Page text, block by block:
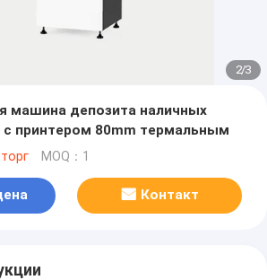
2/3
машина депозита наличных
с принтером 80mm термальным
MOQ：1
Контакт